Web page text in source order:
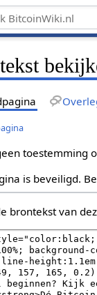
toestemming
is beveiligd.
brontekst van